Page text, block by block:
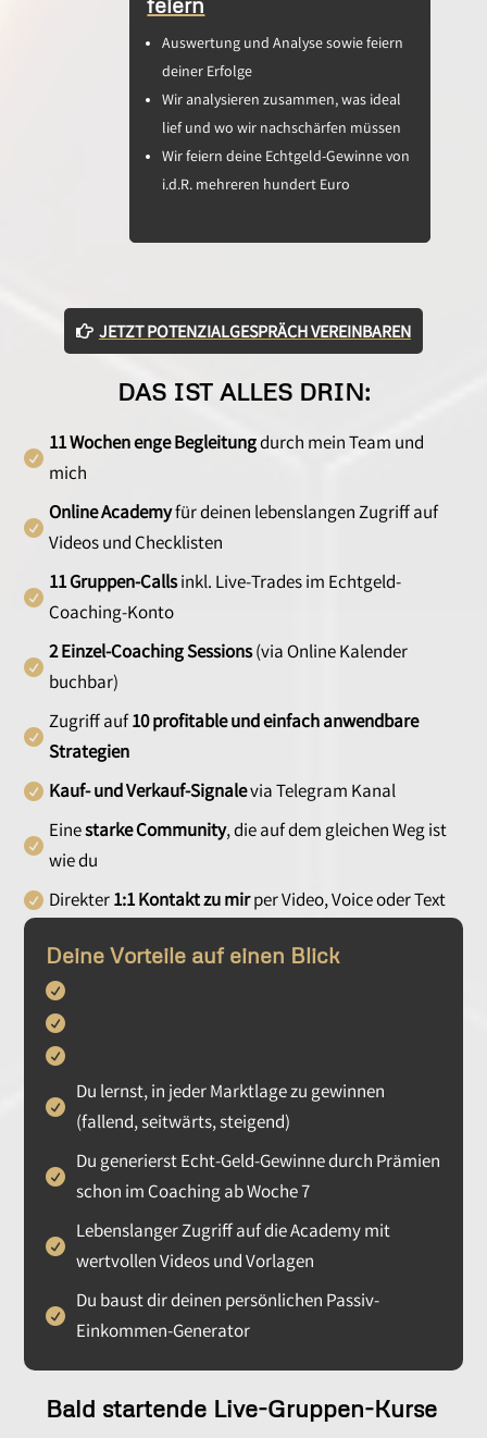
Auswertung und Analyse sowie feiern
deiner Erfolge
Wir analysieren zusammen, was ideal
lief und wo wir nachschärfen müssen
Wir feiern deine Echtgeld-Gewinne von
i.d.R. mehreren hundert Euro
JETZT POTENZIALGESPRÄCH VEREINBAREN
DAS IST ALLES DRIN:
11 Wochen enge Begleitungdurch mein Team und
mich
Online Academyfür deinen lebenslangen Zugriff auf
Videos und Checklisten
11 Gruppen-Callsinkl. Live-Trades im Echtgeld-
Coaching-Konto
2 Einzel-Coaching Sessions(via Online Kalender
buchbar)
Zugriff auf10 profitable und einfach anwendbare
Strategien
Kauf- und Verkauf-Signalevia Telegram Kanal
Einestarke Community, die auf dem gleichen Weg ist
wie du
Direkter1:1 Kontakt zu mirper Video, Voice oder Text
Deine Vorteile auf einen Blick
Du lernst, in jeder Marktlage zu gewinnen
(fallend, seitwärts, steigend)
Du generierst Echt-Geld-Gewinne durch Prämien
schon im Coaching ab Woche 7
Lebenslanger Zugriff auf die Academy mit
wertvollen Videos und Vorlagen
Du baust dir deinen persönlichen Passiv-
Einkommen-Generator
Bald startende Live-Gruppen-Kurse